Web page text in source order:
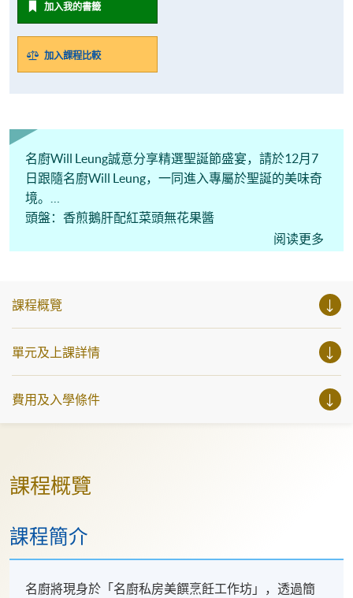
加入我的書籤
加入課程比較
名廚Will Leung誠意分享精選聖誕節盛宴，請於12月7
日跟隨名廚Will Leung，一同進入專屬於聖誕的美味奇
境。
頭盤：香煎鵝肝配紅菜頭無花果醬
阅读更多
課程概覽
單元及上課詳情
費用及入學條件
課程概覽
課程簡介
名廚將現身於「名廚私房美饌烹飪工作坊」，透過簡